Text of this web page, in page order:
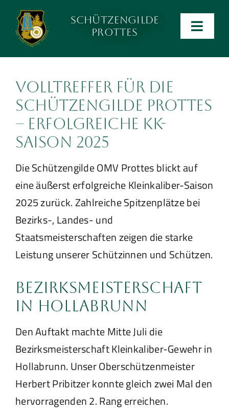
Inhalt
wechseln
Schützengilde
Prottes
Anlage
Kalender
Kontakt
Ergebnislisten
Verein
Volltreffer für die
Schützengilde Prottes
– Erfolgreiche KK-
Saison 2025
Die Schützengilde OMV Prottes blickt auf
eine äußerst erfolgreiche Kleinkaliber-Saison
2025 zurück. Zahlreiche Spitzenplätze bei
Bezirks-, Landes- und
Staatsmeisterschaften zeigen die starke
Leistung unserer Schützinnen und Schützen.
Bezirksmeisterschaft
in Hollabrunn
Den Auftakt machte Mitte Juli die
Bezirksmeisterschaft Kleinkaliber-Gewehr in
Hollabrunn. Unser Oberschützenmeister
Herbert Pribitzer konnte gleich zwei Mal den
hervorragenden 2. Rang erreichen.